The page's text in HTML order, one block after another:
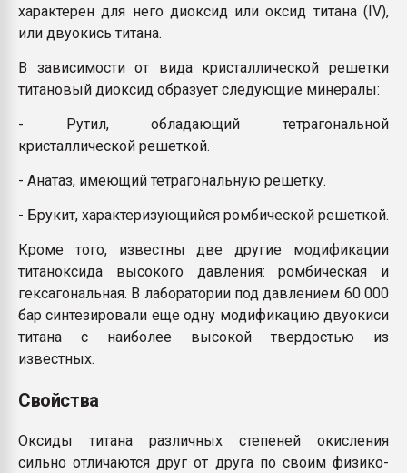
характерен для него диоксид или оксид титана (IV),
или двуокись титана.
В зависимости от вида кристаллической решетки
титановый диоксид образует следующие минералы:
- Рутил, обладающий тетрагональной
кристаллической решеткой.
- Анатаз, имеющий тетрагональную решетку.
- Брукит, характеризующийся ромбической решеткой.
Кроме того, известны две другие модификации
титаноксида высокого давления: ромбическая и
гексагональная. В лаборатории под давлением 60 000
бар синтезировали еще одну модификацию двуокиси
титана с наиболее высокой твердостью из
известных.
Свойства
Оксиды титана различных степеней окисления
сильно отличаются друг от друга по своим физико-